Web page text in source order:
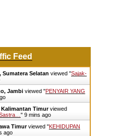
Feed
Sumatera Selatan viewed "Sajak-
Jambi viewed "PENYAIR YANG
Timurviewed
" 9 mins ago
Timurviewed "KEHIDUPAN
ago